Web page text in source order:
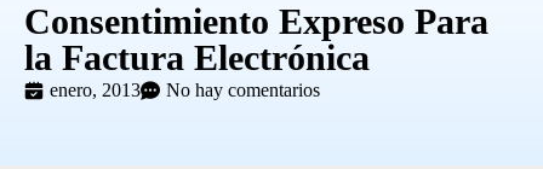
Consentimiento Expreso Para
la Factura Electrónica
enero, 2013 No hay comentarios